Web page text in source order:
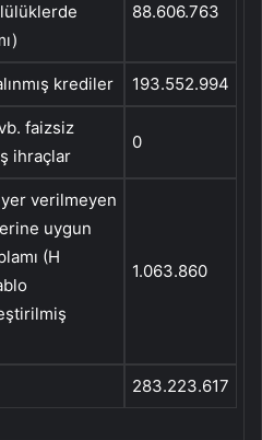
88.606.763
krediler 193.552.994
faizsiz
ihraçlar
0
verilmeyen
uygun
(H
1.063.860
283.223.617